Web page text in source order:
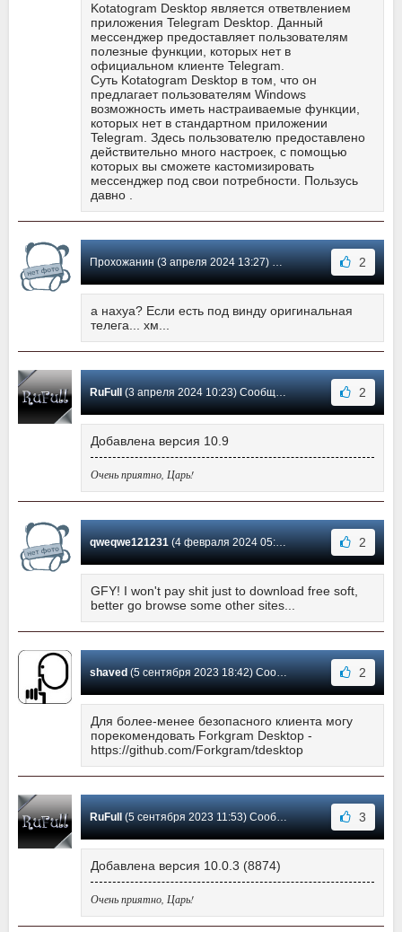
Kotatogram Desktop является ответвлением
приложения Telegram Desktop. Данный
мессенджер предоставляет пользователям
полезные функции, которых нет в
официальном клиенте Telegram.
Суть Kotatogram Desktop в том, что он
предлагает пользователям Windows
возможность иметь настраиваемые функции,
которых нет в стандартном приложении
Telegram. Здесь пользователю предоставлено
действительно много настроек, с помощью
которых вы сможете кастомизировать
мессенджер под свои потребности. Пользусь
давно .
Прохожанин (3 апреля 2024 13:27) Сообщение #16 2
а нахуа? Если есть под винду оригинальная
телега... хм...
RuFull (3 апреля 2024 10:23) Сообщение #15 2
Добавлена версия 10.9
Очень приятно, Царь!
qweqwe121231(4 февраля 2024 05:07) Сообщение #14 2
GFY! I won't pay shit just to download free soft,
better go browse some other sites...
shaved(5 сентября 2023 18:42) Сообщение #13 2
Для более-менее безопасного клиента могу
порекомендовать Forkgram Desktop -
https://github.com/Forkgram/tdesktop
RuFull (5 сентября 2023 11:53) Сообщение #12 3
Добавлена версия 10.0.3 (8874)
Очень приятно, Царь!